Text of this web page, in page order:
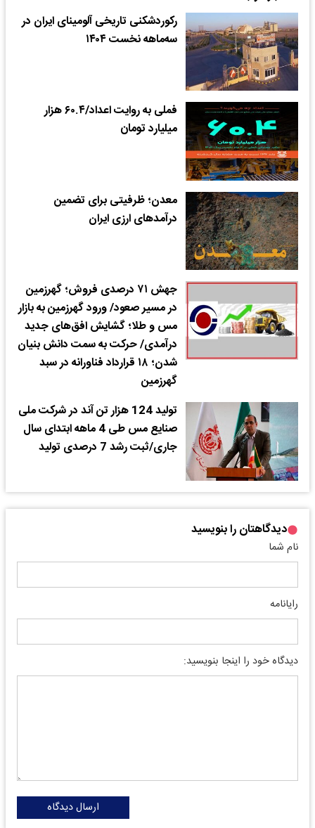
رکوردشکنی تاریخی آلومینای ایران در
سه‌ماهه نخست ۱۴۰۴
فملی به روایت اعداد/۶۰.۴ هزار
میلیارد تومان
معدن؛ ظرفیتی برای تضمین
درآمد‌های ارزی ایران
جهش ۷۱ درصدی فروش؛ گهرزمین
در مسیر صعود/ ورود گهرزمین به بازار
مس و طلا؛ گشایش افق‌های جدید
درآمدی/ حرکت به سمت دانش بنیان
شدن؛ ۱۸ قرارداد فناورانه در سبد
گهرزمین
تولید 124 هزار تن آند در شرکت ملی
صنایع مس طی 4 ماهه ابتدای سال
جاری/ثبت رشد 7 درصدی تولید
دیدگاهتان را بنویسید
نام شما
رایانامه
دیدگاه خود را اینجا بنویسید:
ارسال دیدگاه